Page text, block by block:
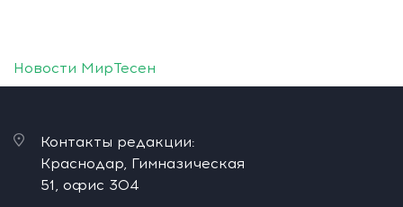
Новости МирТесен
Контакты редакции:
Краснодар, Гимназическая
51, офис 304